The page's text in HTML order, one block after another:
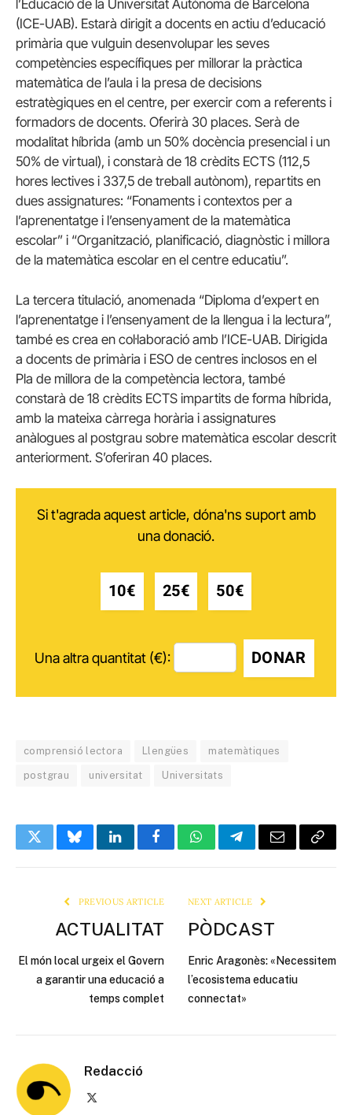
l’Educació de la Universitat Autònoma de Barcelona
(ICE-UAB). Estarà dirigit a docents en actiu d’educació
primària que vulguin desenvolupar les seves
competències específiques per millorar la pràctica
matemàtica de l’aula i la presa de decisions
estratègiques en el centre, per exercir com a referents i
formadors de docents. Oferirà 30 places. Serà de
modalitat híbrida (amb un 50% docència presencial i un
50% de virtual), i constarà de 18 crèdits ECTS (112,5
hores lectives i 337,5 de treball autònom), repartits en
dues assignatures: “Fonaments i contextos per a
l’aprenentatge i l’ensenyament de la matemàtica
escolar” i “Organització, planificació, diagnòstic i millora
de la matemàtica escolar en el centre educatiu”.
La tercera titulació, anomenada “Diploma d’expert en
l’aprenentatge i l’ensenyament de la llengua i la lectura”,
també es crea en col·laboració amb l’ICE-UAB. Dirigida
a docents de primària i ESO de centres inclosos en el
Pla de millora de la competència lectora, també
constarà de 18 crèdits ECTS impartits de forma híbrida,
amb la mateixa càrrega horària i assignatures
anàlogues al postgrau sobre matemàtica escolar descrit
anteriorment. S’oferiran 40 places.
Si t'agrada aquest article, dóna'ns suport amb
una donació.
10€ 25€ 50€
Una altra quantitat (€): DONAR
comprensió lectora Llengües matemàtiques
postgrau universitat Universitats
TwitterBlueskyLinkedInFacebookWhatsAppTelegramEmail Copy
PREVIOUS ARTICLE
ACTUALITAT
El món local urgeix el Govern
a garantir una educació a
temps complet
NEXT ARTICLE
PÒDCAST
Enric Aragonès: «Necessitem
l’ecosistema educatiu
connectat»
Redacció